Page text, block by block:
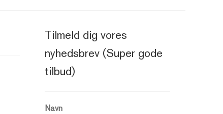
Tilmeld dig vores
nyhedsbrev (Super gode
tilbud)
Navn